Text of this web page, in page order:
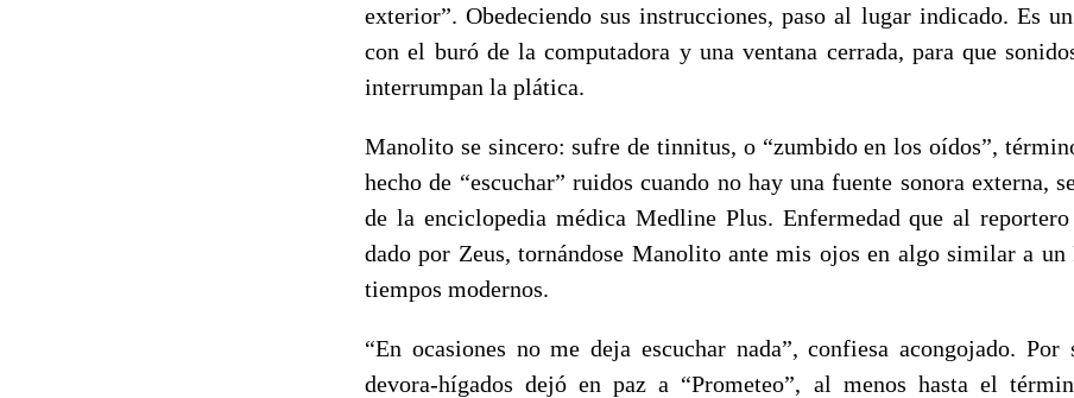
exterior”. Obedeciendo sus instrucciones, paso al lugar indicado. Es
con el buró de la computadora y una ventana cerrada, para que
interrumpan la plática.
Manolito se sincero: sufre de tinnitus, o “zumbido en los oídos”,
hecho de “escuchar” ruidos cuando no hay una fuente sonora externa,
de la enciclopedia médica Medline Plus. Enfermedad que al
dado por Zeus, tornándose Manolito ante mis ojos en algo similar a un
tiempos modernos.
“En ocasiones no me deja escuchar nada”, confiesa acongojado. Por
devora-hígados dejó en paz a “Prometeo”, al menos hasta el